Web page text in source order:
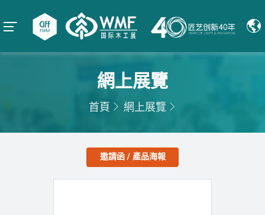
網上展覽
首頁 網上展覽
邀請函 / 產品海報